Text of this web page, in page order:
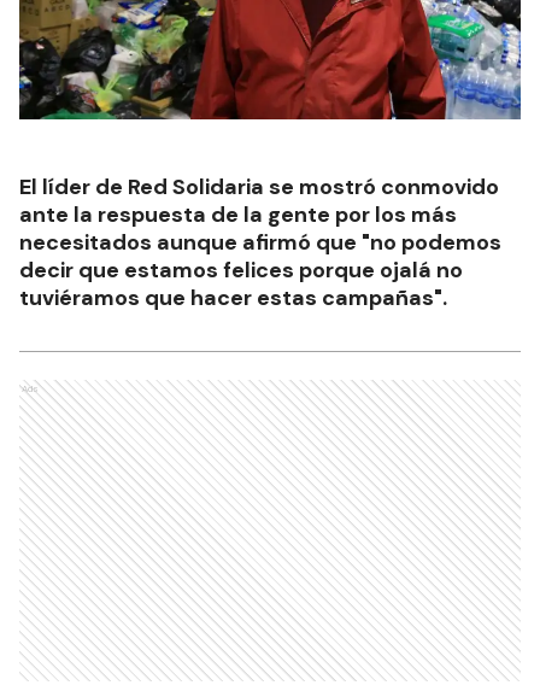
El líder de Red Solidaria se mostró conmovido
ante la respuesta de la gente por los más
necesitados aunque afirmó que "no podemos
decir que estamos felices porque ojalá no
tuviéramos que hacer estas campañas".
Ads